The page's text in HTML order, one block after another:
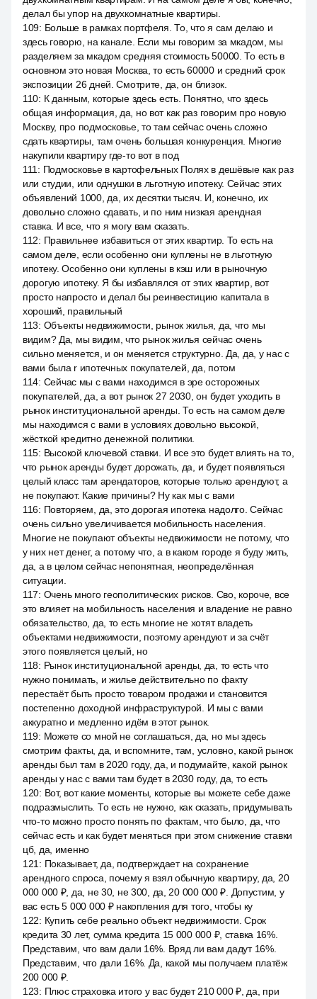
делал бы упор на двухкомнатные квартиры.
109: Больше в рамках портфеля. То, что я сам делаю и
здесь говорю, на канале. Если мы говорим за мкадом, мы
разделяем за мкадом средняя стоимость 50000. То есть в
основном это новая Москва, то есть 60000 и средний срок
экспозиции 26 дней. Смотрите, да, он близок.
110: К данным, которые здесь есть. Понятно, что здесь
общая информация, да, но вот как раз говорим про новую
Москву, про подмосковье, то там сейчас очень сложно
сдать квартиры, там очень большая конкуренция. Многие
накупили квартиру где-то вот в под
111 : Подмосковье в картофельных Полях в дешёвые как раз
или студии, или однушки в льготную ипотеку. Сейчас этих
объявлений 1000, да, их десятки тысяч. И, конечно, их
довольно сложно сдавать, и по ним низкая арендная
ставка. И все, что я могу вам сказать.
112: Правильнее избавиться от этих квартир. То есть на
самом деле, если особенно они куплены не в льготную
ипотеку. Особенно они куплены в кэш или в рыночную
дорогую ипотеку. Я бы избавлялся от этих квартир, вот
просто напросто и делал бы реинвестицию капитала в
хороший, правильный
113: Объекты недвижимости, рынок жилья, да, что мы
видим? Да, мы видим, что рынок жилья сейчас очень
сильно меняется, и он меняется структурно. Да, да, у нас с
вами была r ипотечных покупателей, да, потом
114: Сейчас мы с вами находимся в эре осторожных
покупателей, да, а вот рынок 27 2030, он будет уходить в
рынок институциональной аренды. То есть на самом деле
мы находимся с вами в условиях довольно высокой,
жёсткой кредитно денежной политики.
115: Высокой ключевой ставки. И все это будет влиять на то,
что рынок аренды будет дорожать, да, и будет появляться
целый класс там арендаторов, которые только арендуют, а
не покупают. Какие причины? Ну как мы с вами
116: Повторяем, да, это дорогая ипотека надолго. Сейчас
очень сильно увеличивается мобильность населения.
Многие не покупают объекты недвижимости не потому, что
у них нет денег, а потому что, а в каком городе я буду жить,
да, а в целом сейчас непонятная, неопределённая
ситуации.
117: Очень много геополитических рисков. Сво, короче, все
это влияет на мобильность населения и владение не равно
обязательство, да, то есть многие не хотят владеть
объектами недвижимости, поэтому арендуют и за счёт
этого появляется целый, но
118: Рынок институциональной аренды, да, то есть что
нужно понимать, и жилье действительно по факту
перестаёт быть просто товаром продажи и становится
постепенно доходной инфраструктурой. И мы с вами
аккуратно и медленно идём в этот рынок.
119: Можете со мной не соглашаться, да, но мы здесь
смотрим факты, да, и вспомните, там, условно, какой рынок
аренды был там в 2020 году, да, и подумайте, какой рынок
аренды у нас с вами там будет в 2030 году, да, то есть
120: Вот, вот какие моменты, которые вы можете себе даже
подразмыслить. То есть не нужно, как сказать, придумывать
что-то можно просто понять по фактам, что было, да, что
сейчас есть и как будет меняться при этом снижение ставки
цб, да, именно
121 : Показывает, да, подтверждает на сохранение
арендного спроса, почему я взял обычную квартиру, да, 20
000 000 ₽, да, не 30, не 300, да, 20 000 000 ₽. Допустим, у
вас есть 5 000 000 ₽ накопления для того, чтобы ку
122: Купить себе реально объект недвижимости. Срок
кредита 30 лет, сумма кредита 15 000 000 ₽, ставка 16%.
Представим, что вам дали 16%. Вряд ли вам дадут 16%.
Представим, что дали 16%. Да, какой мы получаем платёж
200 000 ₽.
123: Плюс страховка итого у вас будет 210 000 ₽, да, при